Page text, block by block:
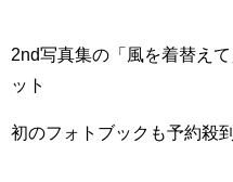
2nd写真集の「風を着替え
ット
初のフォトブックも予約殺